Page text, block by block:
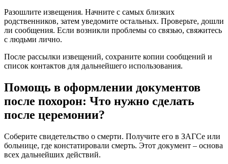
Разошлите извещения. Начните с самых близких
родственников, затем уведомите остальных. Проверьте, дошли
ли сообщения. Если возникли проблемы со связью, свяжитесь
с людьми лично.
После рассылки извещений, сохраните копии сообщений и
список контактов для дальнейшего использования.
Помощь в оформлении документов
после похорон: Что нужно сделать
после церемонии?
Соберите свидетельство о смерти. Получите его в ЗАГСе или
больнице, где констатировали смерть. Этот документ – основа
всех дальнейших действий.